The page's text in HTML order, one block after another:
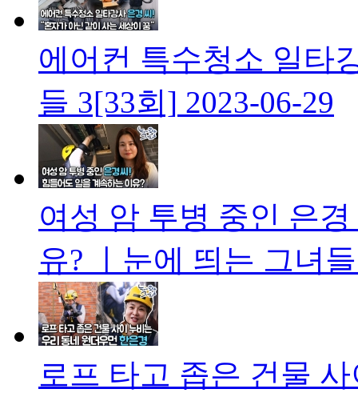
에어컨 특수청소 일타
들 3[33회] 2023-06-29
여성 암 투병 중인 은
유? ㅣ눈에 띄는 그녀
로프 타고 좁은 건물